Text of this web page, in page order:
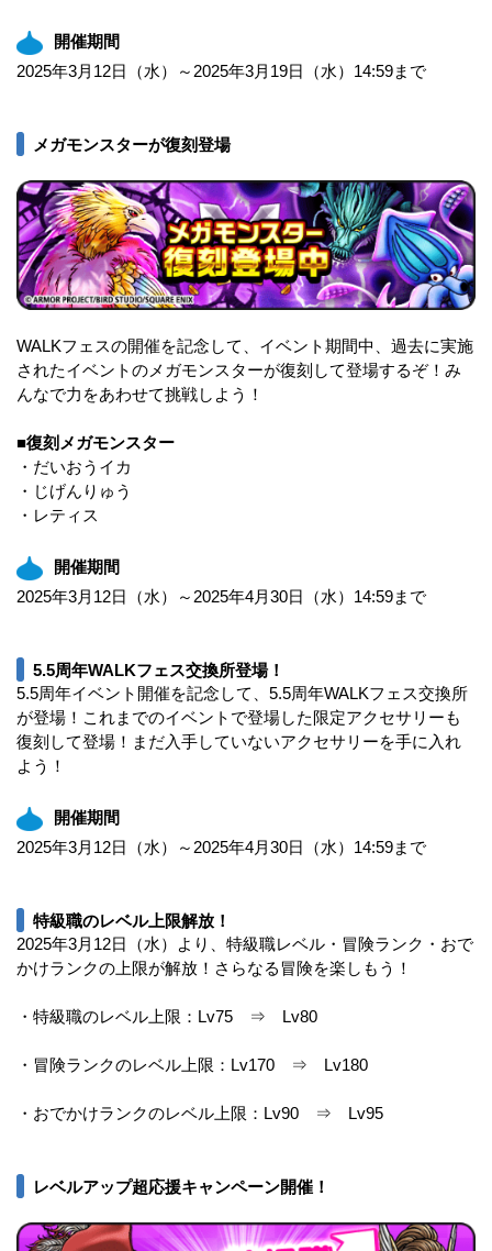
開催期間
2025年3月12日（水）～2025年3月19日（水）14:59まで
メガモンスターが復刻登場
WALKフェスの開催を記念して、イベント期間中、過去に実施
されたイベントのメガモンスターが復刻して登場するぞ！み
んなで力をあわせて挑戦しよう！
■復刻メガモンスター
・だいおうイカ
・じげんりゅう
・レティス
開催期間
2025年3月12日（水）～2025年4月30日（水）14:59まで
5.5周年WALKフェス交換所登場！
5.5周年イベント開催を記念して、5.5周年WALKフェス交換所
が登場！これまでのイベントで登場した限定アクセサリーも
復刻して登場！まだ入手していないアクセサリーを手に入れ
よう！
開催期間
2025年3月12日（水）～2025年4月30日（水）14:59まで
特級職のレベル上限解放！
2025年3月12日（水）より、特級職レベル・冒険ランク・おで
かけランクの上限が解放！さらなる冒険を楽しもう！
・特級職のレベル上限：Lv75 ⇒ Lv80
・冒険ランクのレベル上限：Lv170 ⇒ Lv180
・おでかけランクのレベル上限：Lv90 ⇒ Lv95
レベルアップ超応援キャンペーン開催！